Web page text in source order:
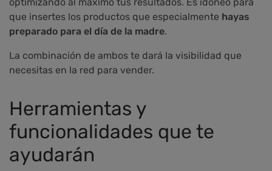
que insertes los productos que especialmente hayas
preparado para el día de la madre.
La combinación de ambos te dará la visibilidad que
necesitas en la red para vender.
Herramientas y
funcionalidades que te
ayudarán